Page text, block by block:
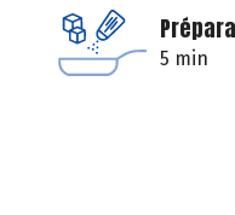
5 min